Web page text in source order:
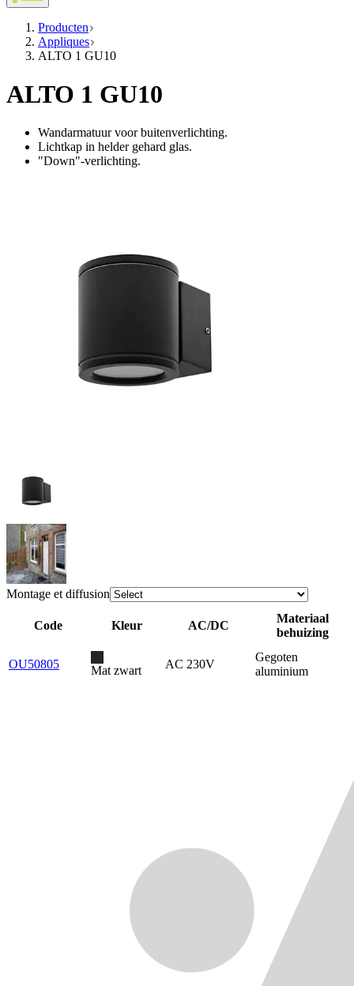
Producten
Appliques
ALTO 1 GU10
ALTO 1 GU10
Wandarmatuur voor buitenverlichting.
Lichtkap in helder gehard glas.
"Down"-verlichting.
Montage et diffusion
Code Kleur AC/DC
Materiaal
behuizing
OU50805 Mat zwart AC 230V
Gegoten
aluminium